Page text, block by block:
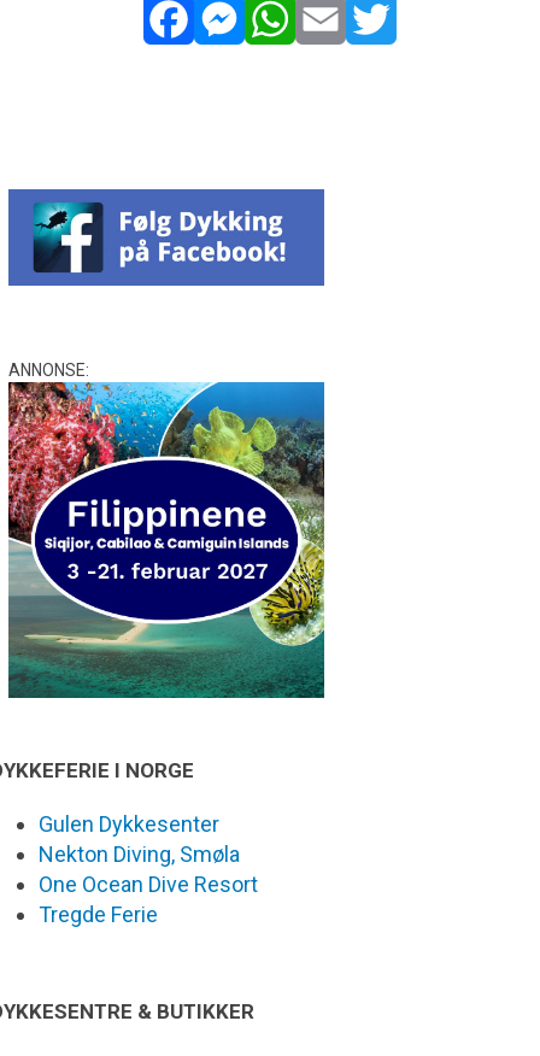
ANNONSE:
I NORGE
Gulen Dykkesenter
Nekton Diving, Smøla
One Ocean Dive Resort
Tregde Ferie
& BUTIKKER